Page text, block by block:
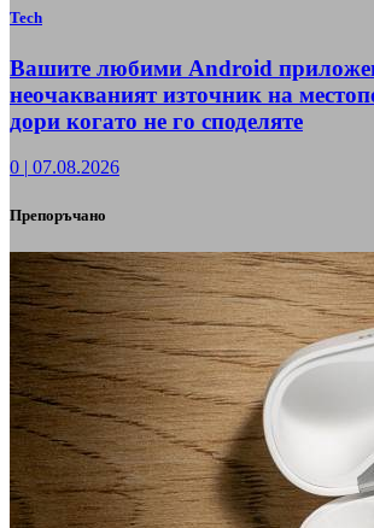
Tech
Вашите любими Android
неочакваният източник на
дори когато не го споделяте
0 | 07.08.2026
Препоръчано